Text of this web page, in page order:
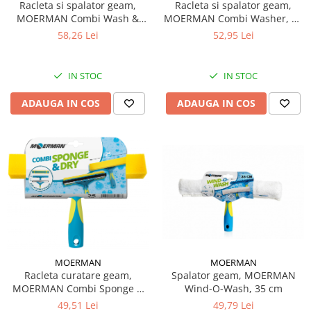
Lemn/ parchet/ laminat
Piatra naturala/ placi ceramice
Balsam de rufe
Aditivi spalare
Indepartare pete
Parfum rufe
Detergenti ultraconcentrati
Dezinfectanti, igienizanti
Intretinere incaltaminte
Odorizante
Odorizante textile
Odorizante baie
Galeti clasice
Set mop + galeata
Perii diverse
Raclete
Raclete pardoseala
Bureti
Bureti canelati
Bureti metalici
Bureti speciali
Accesorii baie si bucatarie
Accesorii pe coduri de culori
Animale de companie
Racleta si spalator geam,
MOERMAN Combi Wash &
Dry, 25 cm
58,26 Lei
IN STOC
ADAUGA IN COS
Racleta si spalator geam,
MOERMAN Combi Washer, 25
cm
52,95 Lei
IN STOC
ADAUGA IN COS
MOERMAN
Racleta curatare geam,
MOERMAN Combi Sponge &
Dry, 25 cm
49,51 Lei
MOERMAN
Spalator geam, MOERMAN
Wind-O-Wash, 35 cm
49,79 Lei